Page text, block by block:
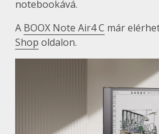
notebookává.
A BOOX Note Air4 C már
Shop oldalon.